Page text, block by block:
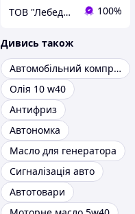
ТОВ "Лебединський нафтомаслозавод" 100%
Дивись також
Автомобільний компресор
Олія 10 w40
Антифриз
Автономка
Масло для генератора
Сигналізація авто
Автотовари